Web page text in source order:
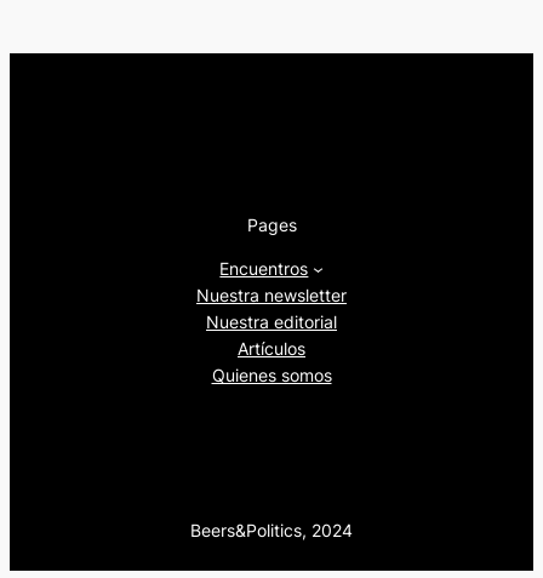
Pages
Encuentros
Nuestra newsletter
Nuestra editorial
Artículos
Quienes somos
Beers&Politics, 2024